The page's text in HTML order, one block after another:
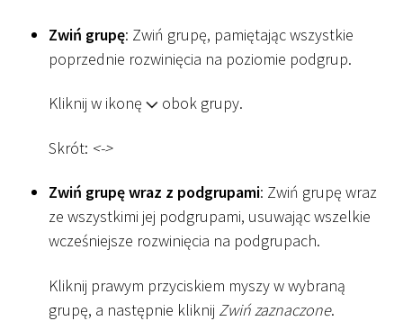
Zwiń grupę: Zwiń grupę, pamiętając wszystkie
poprzednie rozwinięcia na poziomie podgrup.
Kliknij w ikonę obok grupy.
Skrót: <->
Zwiń grupę wraz z podgrupami: Zwiń grupę wraz
ze wszystkimi jej podgrupami, usuwając wszelkie
wcześniejsze rozwinięcia na podgrupach.
Kliknij prawym przyciskiem myszy w wybraną
grupę, a następnie kliknij Zwiń zaznaczone.